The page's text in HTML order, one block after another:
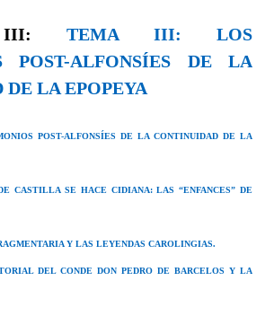
III: TEMA III: LOS
POST-ALFONSÍES DE LA
LA EPOPEYA
POST-ALFONSÍES DE LA CONTINUIDAD DE LA
CASTILLA SE HACE CIDIANA: LAS “ENFANCES” DE
Y LAS LEYENDAS CAROLINGIAS.
DEL CONDE DON PEDRO DE BARCELOS Y LA